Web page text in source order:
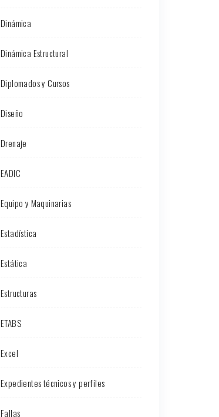
Dinámica
Dinámica Estructural
Diplomados y Cursos
Diseño
Drenaje
EADIC
Equipo y Maquinarias
Estadística
Estática
Estructuras
ETABS
Excel
Expedientes técnicos y perfiles
Fallas